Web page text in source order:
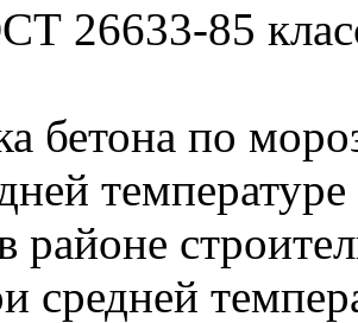
26633-85
по
районе
средней